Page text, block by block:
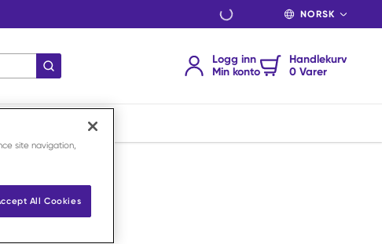
SPRÅK
send søk
Logg inn
Min konto
Handlekurv
0 Varer
site navigation,
All Cookies